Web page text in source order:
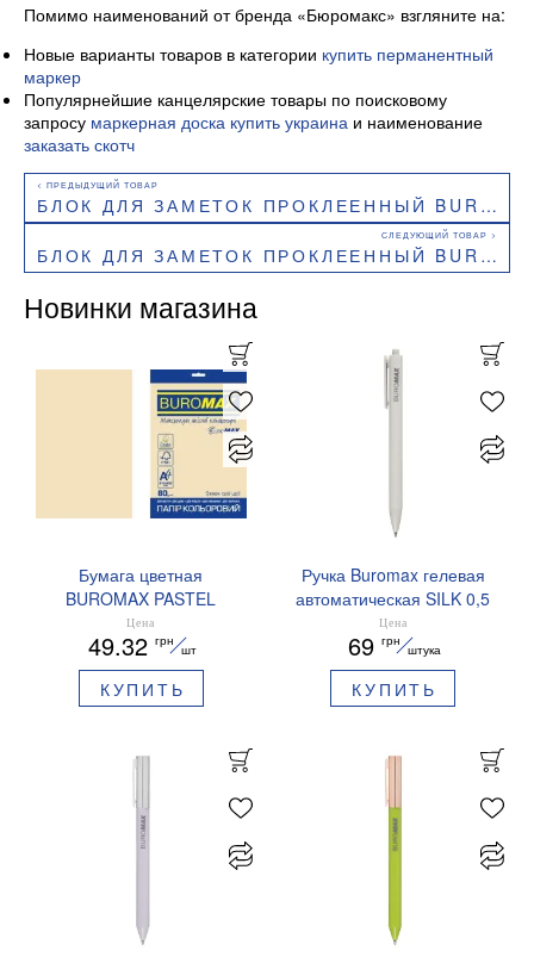
Помимо наименований от бренда «Бюромакс» взгляните на:
Новые варианты товаров в категории купить перманентный
маркер
Популярнейшие канцелярские товары по поисковому
запросу маркерная доска купить украина и наименование
заказать скотч
БЛОК ДЛЯ ЗАМЕТОК ПРОКЛЕЕННЫЙ BUROMAX SMILE 70X70 ММ 50 ЛИСТОВ BM.2318-08
БЛОК ДЛЯ ЗАМЕТОК ПРОКЛЕЕННЫЙ BUROMAX NEON 75X75 ММ 450 ЛИСТОВ BM.2317-97
Новинки магазина
Бумага цветная
BUROMAX PASTEL
EUROMAX 20 арк А4 80 г/
мс BM.2721220E-08
Цена
49.32 грн
шт
КУПИТЬ
Ручка Buromax гелевая
автоматическая SILK 0,5
мм синие чернила
BM.83100
Цена
69 грн
штука
КУПИТЬ